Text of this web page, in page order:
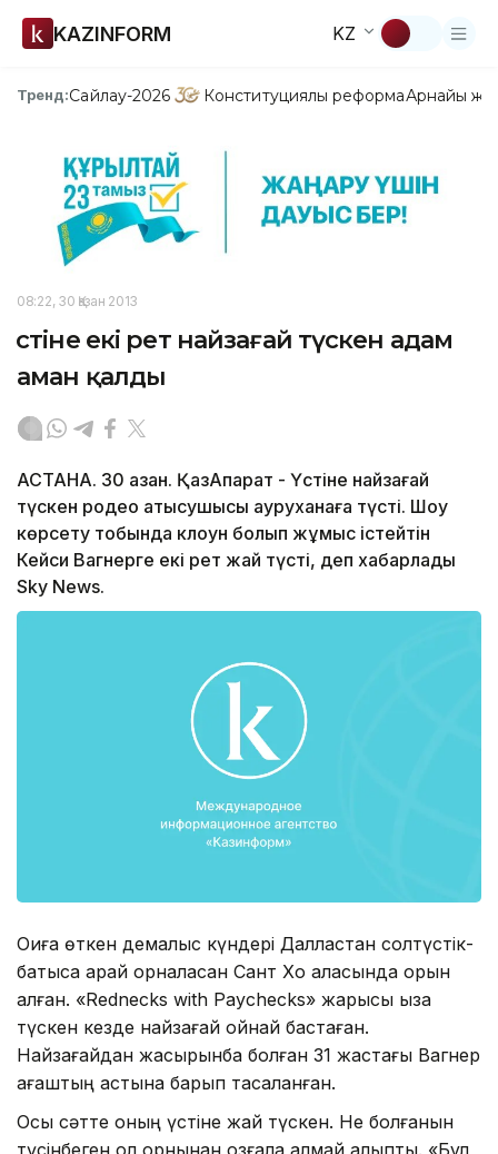
KAZINFORM KZ
Тренд:Сайлау-2026 Конституциялық реформаАрнайы
08:22, 30 Қазан 2013
Үстіне екі рет найзағай түскен адам
аман қалды
АСТАНА. 30 қазан. ҚазАқпарат - Үстіне найзағай
түскен родео қатысушысы ауруханаға түсті. Шоу
көрсету тобында клоун болып жұмыс істейтін
Кейси Вагнерге екі рет жай түсті, деп хабарлады
Sky News.
Оқиға өткен демалыс күндері Далластан солтүстік-
батысқа қарай орналасқан Сант Хо қаласында орын
алған. «Rednecks with Paychecks» жарысы қыза
түскен кезде найзағай ойнай бастаған.
Найзағайдан жасырынбақ болған 31 жастағы Вагнер
ағаштың астына барып тасаланған.
Осы сәтте оның үстіне жай түскен. Не болғанын
түсінбеген ол орнынан қозғала алмай қалыпты. «Бұл